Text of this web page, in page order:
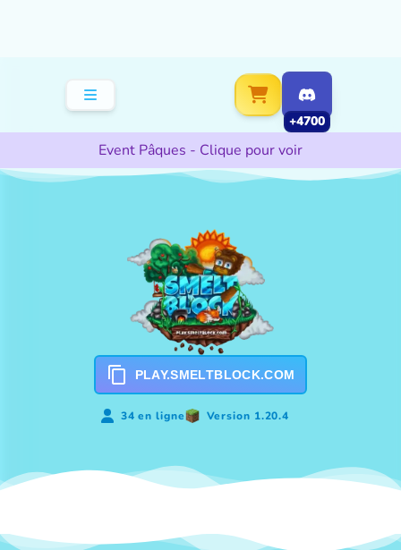
+4700
Event Pâques - Clique pour voir
PLAY.SMELTBLOCK.COM
34 en ligne Version 1.20.4